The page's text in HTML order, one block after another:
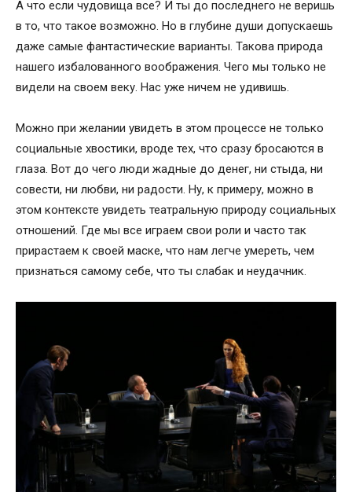
А что если чудовища все? И ты до последнего не веришь
в то, что такое возможно. Но в глубине души допускаешь
даже самые фантастические варианты. Такова природа
нашего избалованного воображения. Чего мы только не
видели на своем веку. Нас уже ничем не удивишь.
Можно при желании увидеть в этом процессе не только
социальные хвостики, вроде тех, что сразу бросаются в
глаза. Вот до чего люди жадные до денег, ни стыда, ни
совести, ни любви, ни радости. Ну, к примеру, можно в
этом контексте увидеть театральную природу социальных
отношений. Где мы все играем свои роли и часто так
прирастаем к своей маске, что нам легче умереть, чем
признаться самому себе, что ты слабак и неудачник.